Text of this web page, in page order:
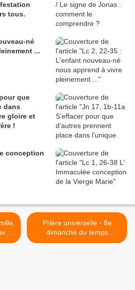
tous.
né
...
que
dans
gloire et
!
conception
Prière universelle - 8e
dimanche du temps
ordinaire, année C >